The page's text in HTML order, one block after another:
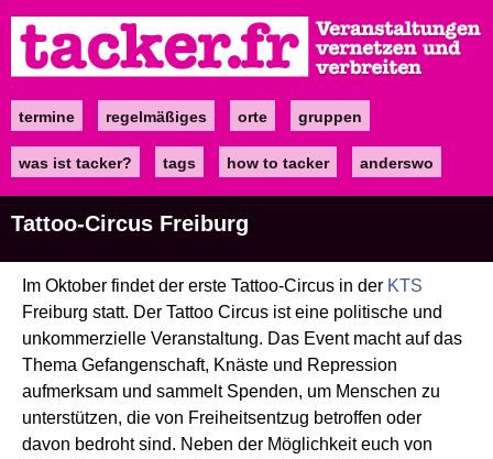
zum
Inhalt
Maintermine regelmäßiges orte gruppen
was ist tacker? tags how to tacker anderswo
Tattoo-Circus Freiburg
Im Oktober findet der erste Tattoo-Circus in der KTS
Freiburg statt. Der Tattoo Circus ist eine politische und
unkommerzielle Veranstaltung. Das Event macht auf das
Thema Gefangenschaft, Knäste und Repression
aufmerksam und sammelt Spenden, um Menschen zu
unterstützen, die von Freiheitsentzug betroffen oder
davon bedroht sind. Neben der Möglichkeit euch von